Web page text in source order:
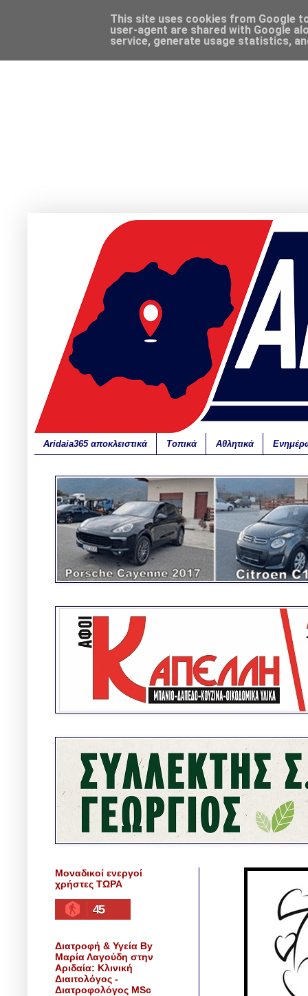
Aridaia365 αποκλειστικά Τοπικά Αθλητικά
Μοναδικοί ενεργοί
χρήστες ΤΩΡΑ
45
Διατροφή & Υγεία By
Μαρία Λαγούδη στην
Αριδαία: Κλινική
Διαιτολόγος -
Διατροφολόγος MSc
This site uses cookies from Google
user-agent are shared with Google
service, generate usage statistics,